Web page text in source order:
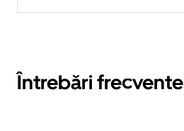
Întrebări frecvente